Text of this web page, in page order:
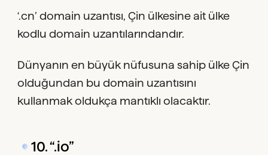
‘.cn’ domain uzantısı, Çin ülkesine ait ülke
kodlu domain uzantılarındandır.
Dünyanın en büyük nüfusuna sahip ülke Çin
olduğundan bu domain uzantısını
kullanmak oldukça mantıklı olacaktır.
10. “.io”